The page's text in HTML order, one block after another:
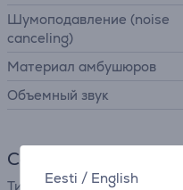
Eesti / English
Шумоподавление (noise
canceling)
Материал амбушюров
Объемный звук
Соединение
Тип штекера